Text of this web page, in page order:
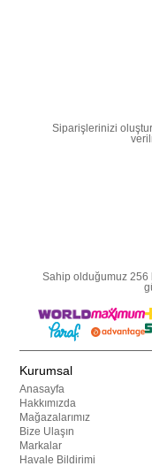
Siparişlerinizi
Sahip olduğumuz 256
Kurumsal
Anasayfa
Hakkımızda
Mağazalarımız
Bize Ulaşın
Markalar
Havale Bildirimi